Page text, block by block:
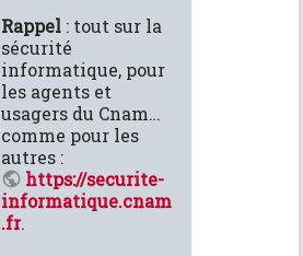
Rappel: tout sur la
sécurité
informatique, pour
les agents et
usagers du Cnam…
comme pour les
autres :
https://securite-
informatique.cnam
.fr.